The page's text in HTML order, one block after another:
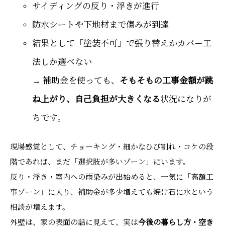
サイディングの反り・浮きが進行
防水シートや下地材まで傷みが到達
結果として「塗装不可」で張り替えかカバー工
法しか選べない
→ 補助金を使っても、 そもそもの工事金額が跳
ね上がり、自己負担が大きくなる状況になりが
ちです。
現場感覚として、チョーキング・細かなひび割れ・コケの段
階であれば、まだ「選択肢が多いゾーン」にいます。
反り・浮き・室内への雨染みが出始めると、一気に「高額工
事ゾーン」に入り、補助金が多少増えても焼け石に水という
相談が増えます。
外壁は、家の表面の話に見えて、実は今後の暮らし方・空き